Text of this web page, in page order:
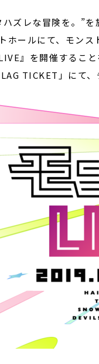
ハズレな冒険を。”を
ホールにて、モン
』を開催するこ
TICKET 」にて